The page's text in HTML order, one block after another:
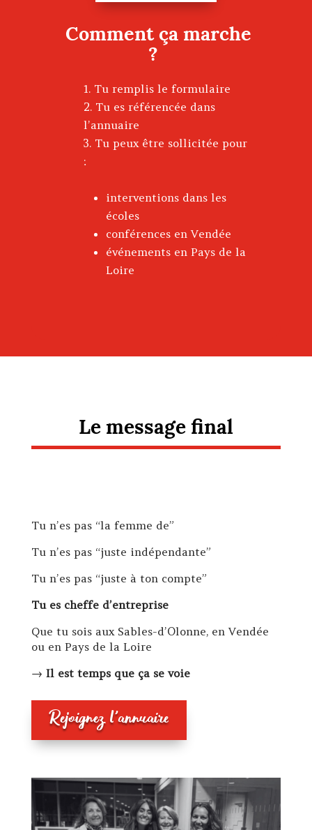
Comment ça marche
?
Tu remplis le formulaire
Tu es référencée dans
l’annuaire
Tu peux être sollicitée pour
:
interventions dans les
écoles
conférences en Vendée
événements en Pays de la
Loire
Le message final
Tu n’es pas “la femme de”
Tu n’es pas “juste indépendante”
Tu n’es pas “juste à ton compte”
Tu es cheffe d’entreprise
Que tu sois aux Sables-d’Olonne, en Vendée
ou en Pays de la Loire
→ Il est temps que ça se voie
Rejoignez l'annuaire